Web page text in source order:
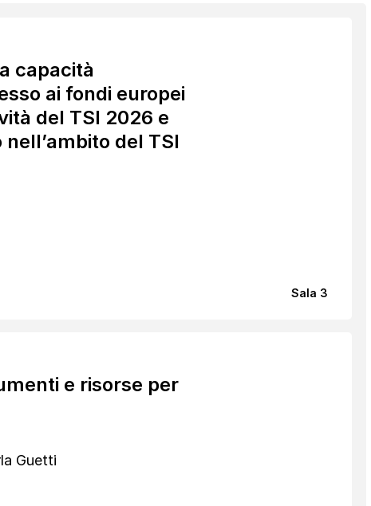
capacità
ai fondi europei
del TSI 2026 e
del TSI
Sala 3
e risorse per
Guetti